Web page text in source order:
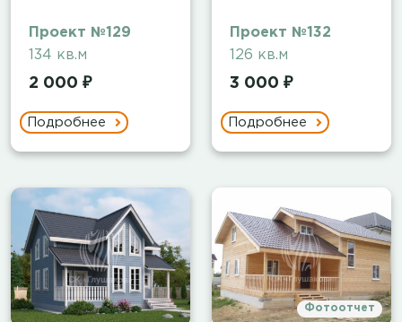
Проект №129
134 кв.м
2 000 ₽
Подробнее
Проект №132
126 кв.м
3 000 ₽
Подробнее
Фотоотчет